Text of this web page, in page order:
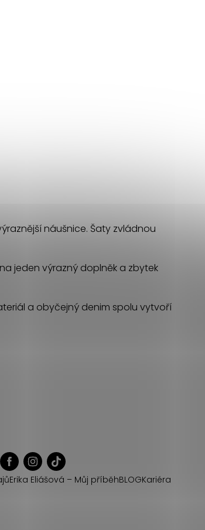
náušnice. Šaty zvládnou
jeden výrazný doplněk a zbytek
a obyčejný denim spolu vytvoří
Erika Eliášová – Můj příběhBLOGKariéra